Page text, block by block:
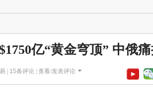
亿“黄金穹顶” 中俄
| 15条评论 | 查看/发表评论